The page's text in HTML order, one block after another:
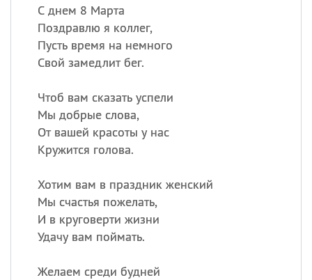
С днем 8 Марта
Поздравлю я коллег,
Пусть время на немного
Свой замедлит бег.
Чтоб вам сказать успели
Мы добрые слова,
От вашей красоты у нас
Кружится голова.
Хотим вам в праздник женский
Мы счастья пожелать,
И в круговерти жизни
Удачу вам поймать.
Желаем среди будней
Герман
Посмотреть значение
происхождение